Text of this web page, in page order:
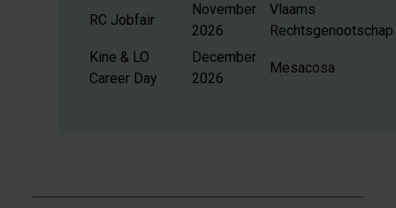
RC Jobfair
November
2026
Vlaams
Rechtsgenootschap
Kine & LO
Career Day
December
2026
Mesacosa